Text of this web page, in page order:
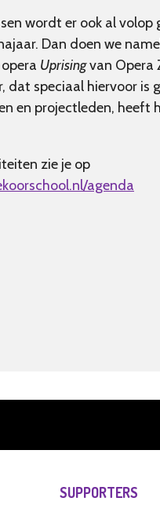
wordt er ook al volop
Dan doen we
Uprisingvan Opera
dat speciaal hiervoor is
en projectleden, heeft
zie je op
agenda
SUPPORTERS